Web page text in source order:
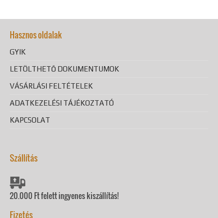
Hasznos oldalak
GYIK
LETÖLTHETŐ DOKUMENTUMOK
VÁSÁRLÁSI FELTÉTELEK
ADATKEZELÉSI TÁJÉKOZTATÓ
KAPCSOLAT
Szállítás
20.000 Ft felett ingyenes kiszállítás!
Fizetés